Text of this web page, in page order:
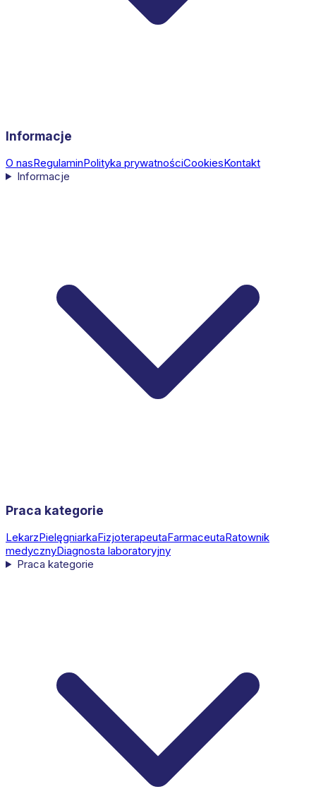
Informacje
O nasRegulaminPolityka prywatnościCookiesKontakt
Informacje
Praca kategorie
LekarzPielęgniarkaFizjoterapeutaFarmaceutaRatownik
medycznyDiagnosta laboratoryjny
Praca kategorie